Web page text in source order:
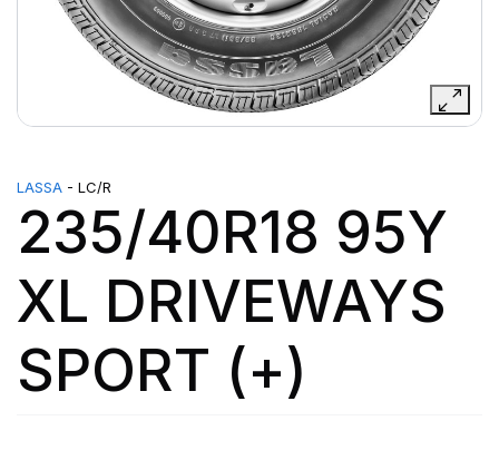
LASSA - LC/R
235/40R18 95Y
XL DRIVEWAYS
SPORT (+)